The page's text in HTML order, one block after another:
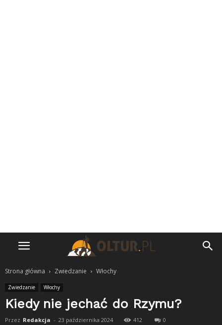
Strona główna Zwiedzanie Włochy
Zwiedzanie Włochy
Kiedy nie jechać do Rzymu?
Przez Redakcja - 23 października 2024 412 0